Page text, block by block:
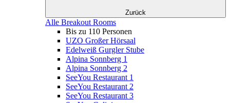
Zurück
Alle Breakout Rooms
Bis zu 110 Personen
UZO Großer Hörsaal
Edelweiß Gurgler Stube
Alpina Sonnberg 1
Alpina Sonnberg 2
SeeYou Restaurant 1
SeeYou Restaurant 2
SeeYou Restaurant 3